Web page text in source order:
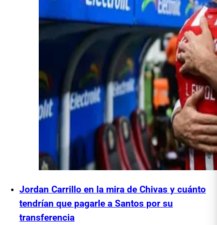
Jordan Carrillo en la mira de Chivas y cuánto
tendrían que pagarle a Santos por su
transferencia